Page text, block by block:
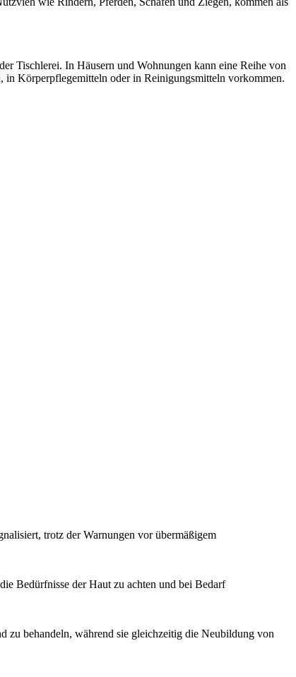
Tischlerei. In Häusern und Wohnungen kann eine Reihe von
in Körperpflegemitteln oder in Reinigungsmitteln vorkommen.
trotz der Warnungen vor übermäßigem
Bedürfnisse der Haut zu achten und bei Bedarf
behandeln, während sie gleichzeitig die Neubildung von